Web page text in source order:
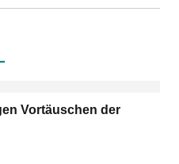
Vortäuschen der